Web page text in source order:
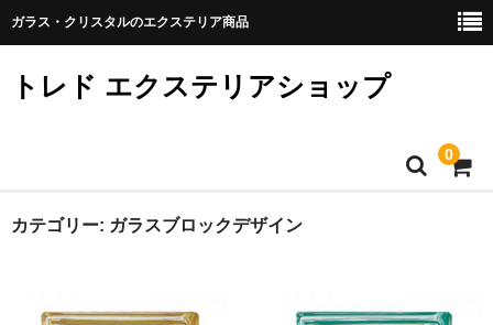
ガラス・クリスタルのエクステリア商品
トレド エクステリアショップ
0
通販ホーム
トレドのトップへ
カテゴリー: ガラスブロックデザイン